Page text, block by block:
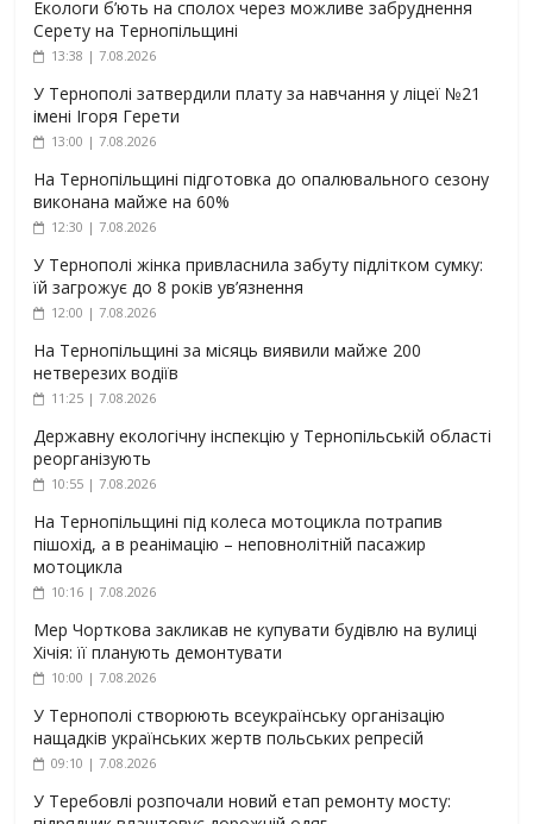
Екологи б’ють на сполох через можливе забруднення
Серету на Тернопільщині
13:38 | 7.08.2026
У Тернополі затвердили плату за навчання у ліцеї №21
імені Ігоря Герети
13:00 | 7.08.2026
На Тернопільщині підготовка до опалювального сезону
виконана майже на 60%
12:30 | 7.08.2026
У Тернополі жінка привласнила забуту підлітком сумку:
їй загрожує до 8 років ув’язнення
12:00 | 7.08.2026
На Тернопільщині за місяць виявили майже 200
нетверезих водіїв
11:25 | 7.08.2026
Державну екологічну інспекцію у Тернопільській області
реорганізують
10:55 | 7.08.2026
На Тернопільщині під колеса мотоцикла потрапив
пішохід, а в реанімацію – неповнолітній пасажир
мотоцикла
10:16 | 7.08.2026
Мер Чорткова закликав не купувати будівлю на вулиці
Хічія: її планують демонтувати
10:00 | 7.08.2026
У Тернополі створюють всеукраїнську організацію
нащадків українських жертв польських репресій
09:10 | 7.08.2026
У Теребовлі розпочали новий етап ремонту мосту: